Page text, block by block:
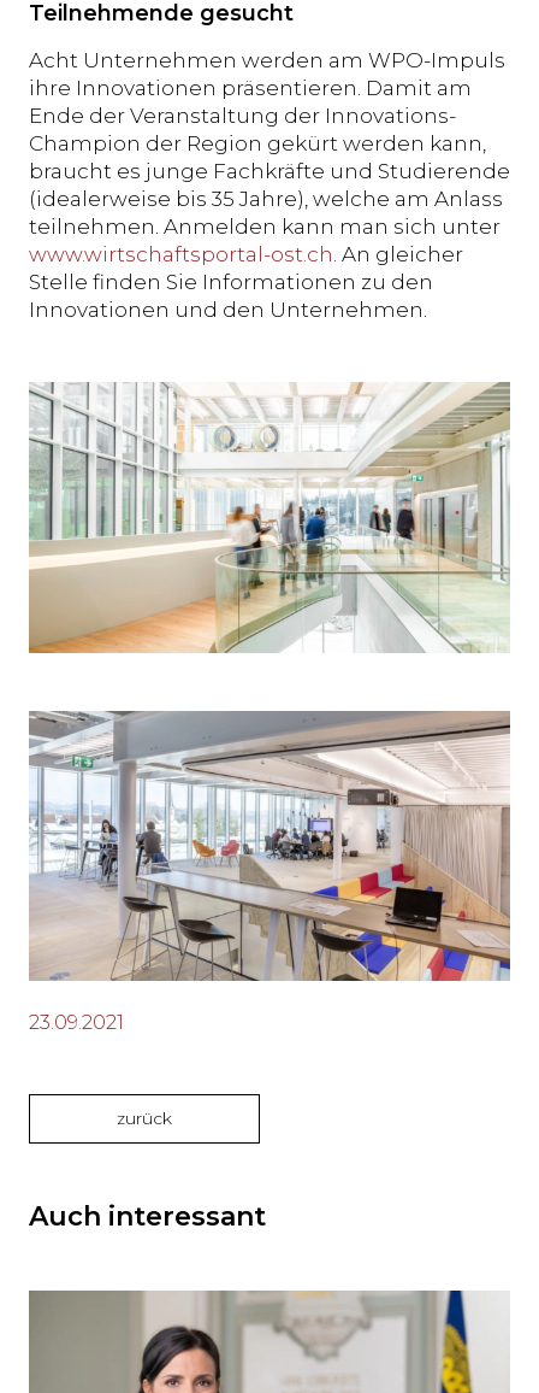
Teilnehmende gesucht
Acht Unternehmen werden am WPO-Impuls
ihre Innovationen präsentieren. Damit am
Ende der Veranstaltung der Innovations-
Champion der Region gekürt werden kann,
braucht es junge Fachkräfte und Studierende
(idealerweise bis 35 Jahre), welche am Anlass
teilnehmen. Anmelden kann man sich unter
www.wirtschaftsportal-ost.ch. An gleicher
Stelle finden Sie Informationen zu den
Innovationen und den Unternehmen.
23.09.2021
zurück
Auch interessant